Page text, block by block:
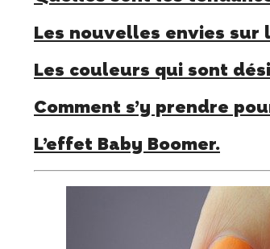
Les nouvelles envies sur
Les couleurs qui sont
Comment s’y prendre
L’effet Baby Boomer.